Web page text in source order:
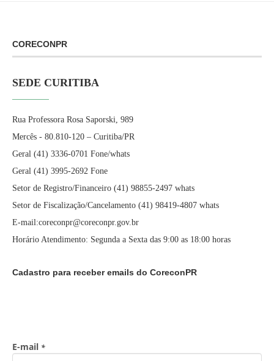
CORECONPR
SEDE CURITIBA
Rua Professora Rosa Saporski, 989
Mercês - 80.810-120 – Curitiba/PR
Geral (41) 3336-0701 Fone/whats
Geral (41) 3995-2692 Fone
Setor de Registro/Financeiro (41) 98855-2497 whats
Setor de Fiscalização/Cancelamento (41) 98419-4807 whats
E-mail:coreconpr@coreconpr.gov.br
Horário Atendimento: Segunda a Sexta das 9:00 as 18:00 horas
Cadastro para receber emails do CoreconPR